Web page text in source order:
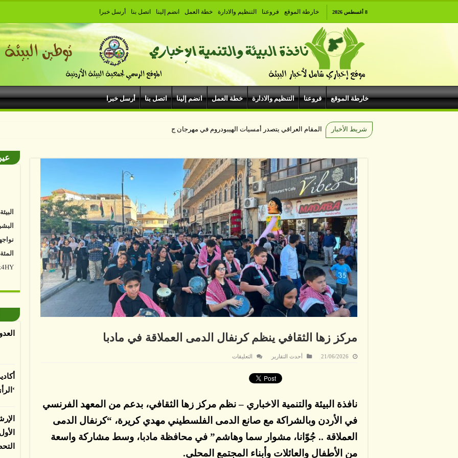
8 أغسطس 2026 خارطة الموقع فروعنا التنظيم والادارة خطة العمل انضم إلينا اتصل بنا أرسل خبرا
خارطة الموقع فروعنا التنظيم والادارة خطة العمل انضم إلينا اتصل بنا أرسل خبرا
شريط الأخبار المقام العراقي يتصدر أمسيات الهيبودروم في مهرجان جرش
مركز زها الثقافي ينظم كرنفال الدمى العملاقة في مادبا
21/06/2026 أحدث التقارير التعليقات
العملاقة
في
مغلقة
نافذة البيئة والتنمية الاخباري – نظم مركز زها الثقافي، بدعم من المعهد الفرنسي
في الأردن وبالشراكة مع صانع الدمى الفلسطيني مهدي كريرة، “كرنفال الدمى
العملاقة .. جُوّانا، مشوار سما وهاشم” في محافظة مادبا، وسط مشاركة واسعة
من الأطفال والعائلات وأبناء المجتمع المحلي.